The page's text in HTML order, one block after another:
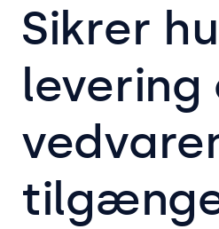
Sikrer
levering